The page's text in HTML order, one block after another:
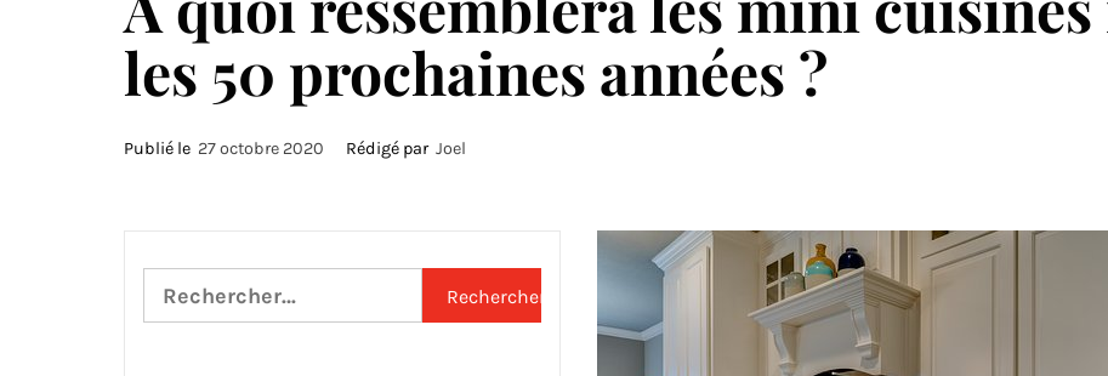
les 50 prochaines années ?
Publié le 27 octobre 2020 Rédigé par Joel
Rechercher :